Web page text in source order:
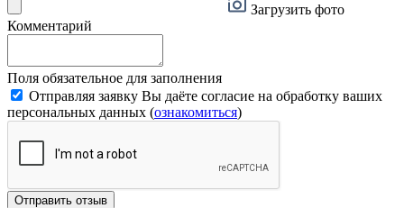
Загрузить фото
Комментарий
Поля обязательное для заполнения
Отправляя заявку Вы даёте согласие на обработку ваших
персональных данных (ознакомиться)
Отправить отзыв